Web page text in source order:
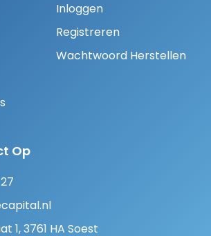
Inloggen
Registreren
Wachtwoord Herstellen
Op
1, 3761 HA Soest